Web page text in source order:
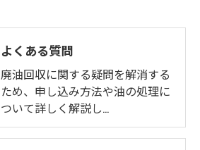
よくある質問
廃油回収に関する疑問を解消する
ため、申し込み方法や油の処理に
ついて詳しく解説し…